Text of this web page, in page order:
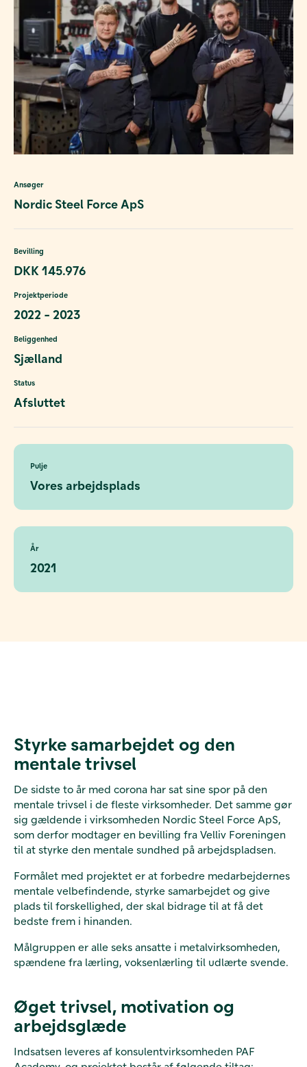
Ansøger
Nordic Steel Force ApS
Bevilling
DKK 145.976
Projektperiode
2022 - 2023
Beliggenhed
Sjælland
Status
Afsluttet
Pulje
Vores arbejdsplads
År
2021
Styrke samarbejdet og den
mentale trivsel
De sidste to år med corona har sat sine spor på den
mentale trivsel i de fleste virksomheder. Det samme gør
sig gældende i virksomheden Nordic Steel Force ApS,
som derfor modtager en bevilling fra Velliv Foreningen
til at styrke den mentale sundhed på arbejdspladsen.
Formålet med projektet er at forbedre medarbejdernes
mentale velbefindende, styrke samarbejdet og give
plads til forskellighed, der skal bidrage til at få det
bedste frem i hinanden.
Målgruppen er alle seks ansatte i metalvirksomheden,
spændene fra lærling, voksenlærling til udlærte svende.
Øget trivsel, motivation og
arbejdsglæde
Indsatsen leveres af konsulentvirksomheden PAF